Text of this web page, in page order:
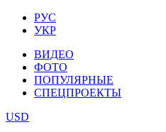
РУС
УКР
ВИДЕО
ФОТО
ПОПУЛЯРНЫЕ
СПЕЦПРОЕКТЫ
USD